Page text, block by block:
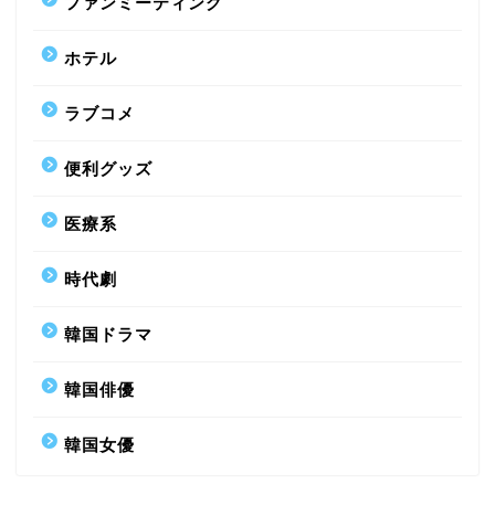
ホテル
ラブコメ
便利グッズ
医療系
時代劇
韓国ドラマ
韓国俳優
韓国女優